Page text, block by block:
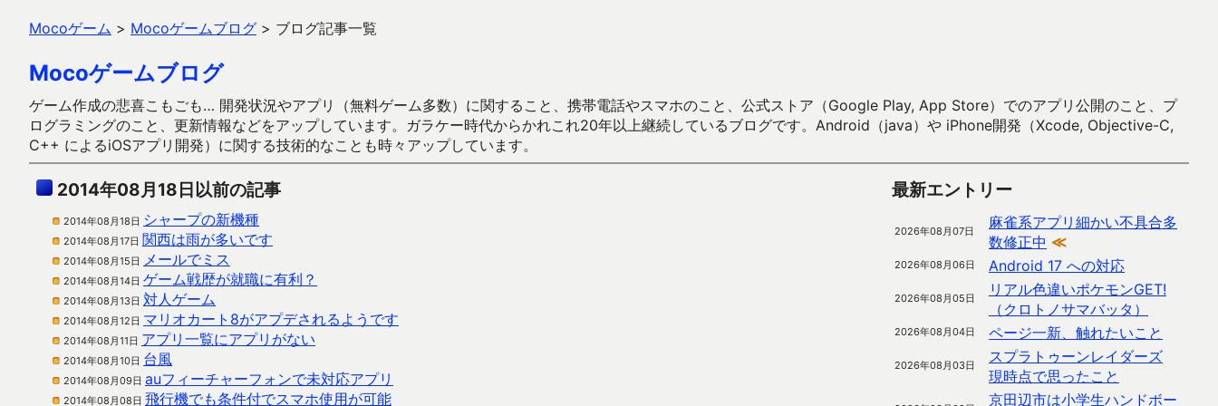
Mocoゲーム > Mocoゲームブログ > ブログ記事一覧
Mocoゲームブログ
ゲーム作成の悲喜こもごも… 開発状況やアプリ（無料ゲーム多数）に関すること、携帯電話やスマホのこと、公式ストア（Google Play, App Store）でのアプリ公開のこと、プ
ログラミングのこと、更新情報などをアップしています。ガラケー時代からかれこれ20年以上継続しているブログです。Android（java）や iPhone開発（Xcode, Objective-C,
C++ によるiOSアプリ開発）に関する技術的なことも時々アップしています。
2014年08月18日以前の記事
2014年08月18日 シャープの新機種
2014年08月17日 関西は雨が多いです
2014年08月15日 メールでミス
2014年08月14日 ゲーム戦歴が就職に有利？
2014年08月13日 対人ゲーム
2014年08月12日 マリオカート8がアプデされるようです
2014年08月11日 アプリ一覧にアプリがない
2014年08月10日 台風
2014年08月09日 auフィーチャーフォンで未対応アプリ
2014年08月08日 飛行機でも条件付でスマホ使用が可能
最新エントリー
2026年08月07日
麻雀系アプリ細かい不具合多
数修正中 ≪
2026年08月06日 Android 17 への対応
2026年08月05日
リアル色違いポケモンGET!
（クロトノサマバッタ）
2026年08月04日 ページ一新、触れたいこと
2026年08月03日
スプラトゥーンレイダーズ
現時点で思ったこと
京田辺市は小学生ハンドボー